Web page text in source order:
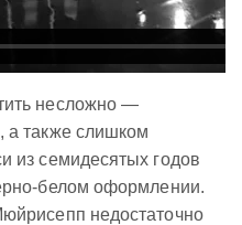
несложно —
а также слишком
из семидесятых годов
белом оформлении.
недостаточно